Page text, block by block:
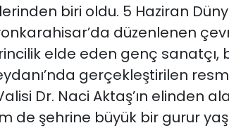
biri oldu. 5 Haziran
düzenlenen
elde eden genç sanatçı,
gerçekleştirilen
Dr. Naci Aktaş’ın elinden
de şehrine büyük bir gurur